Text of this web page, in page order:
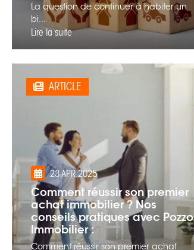
La question de continuer à habiter un
bi...
Lire la suite
ARTICLE
23 APR 2025
Comment réussir son premier
achat immobilier ? Nos
conseils pratiques avec Pozzo
Immobilier :
Comment réussir son premier achat